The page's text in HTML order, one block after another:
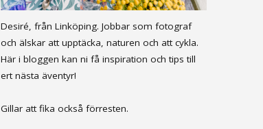
Desiré, från Linköping. Jobbar som fotograf
och älskar att upptäcka, naturen och att cykla.
Här i bloggen kan ni få inspiration och tips till
ert nästa äventyr!
Gillar att fika också förresten.